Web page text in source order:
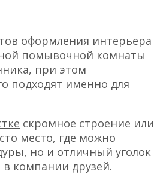
оформления интерьера
помывочной комнаты
при этом
подходят именно для
скромное строение или
место, где можно
но и отличный уголок
компании друзей.